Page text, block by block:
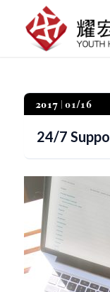
2017 01/16
24/7